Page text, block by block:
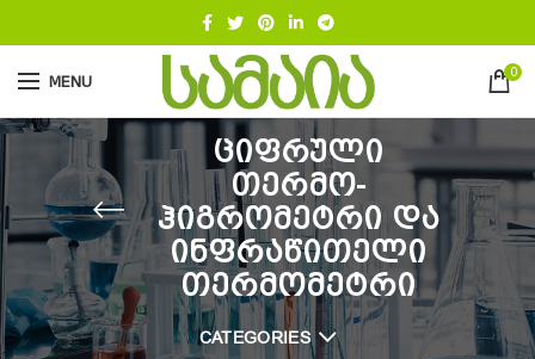
MENU 0
ციფრული
თერმო-
ჰიგრომეტრი და
ინფრაწითელი
თერმომეტრი
CATEGORIES